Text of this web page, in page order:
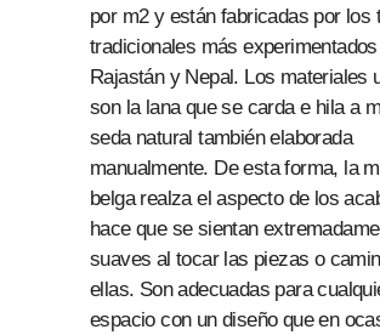
por m2 y están fabricadas por los
tradicionales más
Rajastán y Nepal. Los materiales
son la lana que se carda e hila a
seda natural también elaborada
manualmente. De esta forma, la
belga realza el aspecto de los
hace que se sientan
suaves al tocar las piezas o
ellas. Son adecuadas para
espacio con un diseño que en